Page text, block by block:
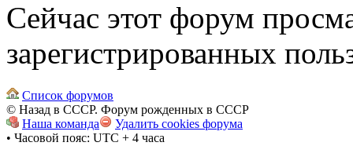
Сейчас этот форум
зарегистрированных
Список форумов
© Назад в СССР. Форум рожденных в СССР
Наша команда
Удалить cookies форума
• Часовой пояс: UTC + 4 часа